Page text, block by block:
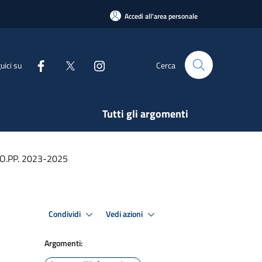
Accedi all'area personale
su Cerca
Tutti gli argomenti
2023-2025
Condividi Vedi azioni
Argomenti: